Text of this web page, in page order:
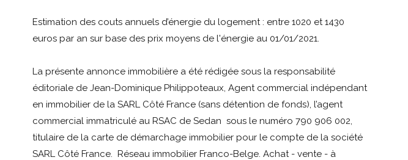
Estimation des couts annuels d’énergie du logement : entre 1020 et 1430
euros par an sur base des prix moyens de l'énergie au 01/01/2021.
La présente annonce immobilière a été rédigée sous la responsabilité
éditoriale de Jean-Dominique Philippoteaux, Agent commercial indépendant
en immobilier de la SARL Côté France (sans détention de fonds), l’agent
commercial immatriculé au RSAC de Sedan sous le numéro 790 906 002,
titulaire de la carte de démarchage immobilier pour le compte de la société
SARL Côté France. Réseau immobilier Franco-Belge. Achat - vente - à